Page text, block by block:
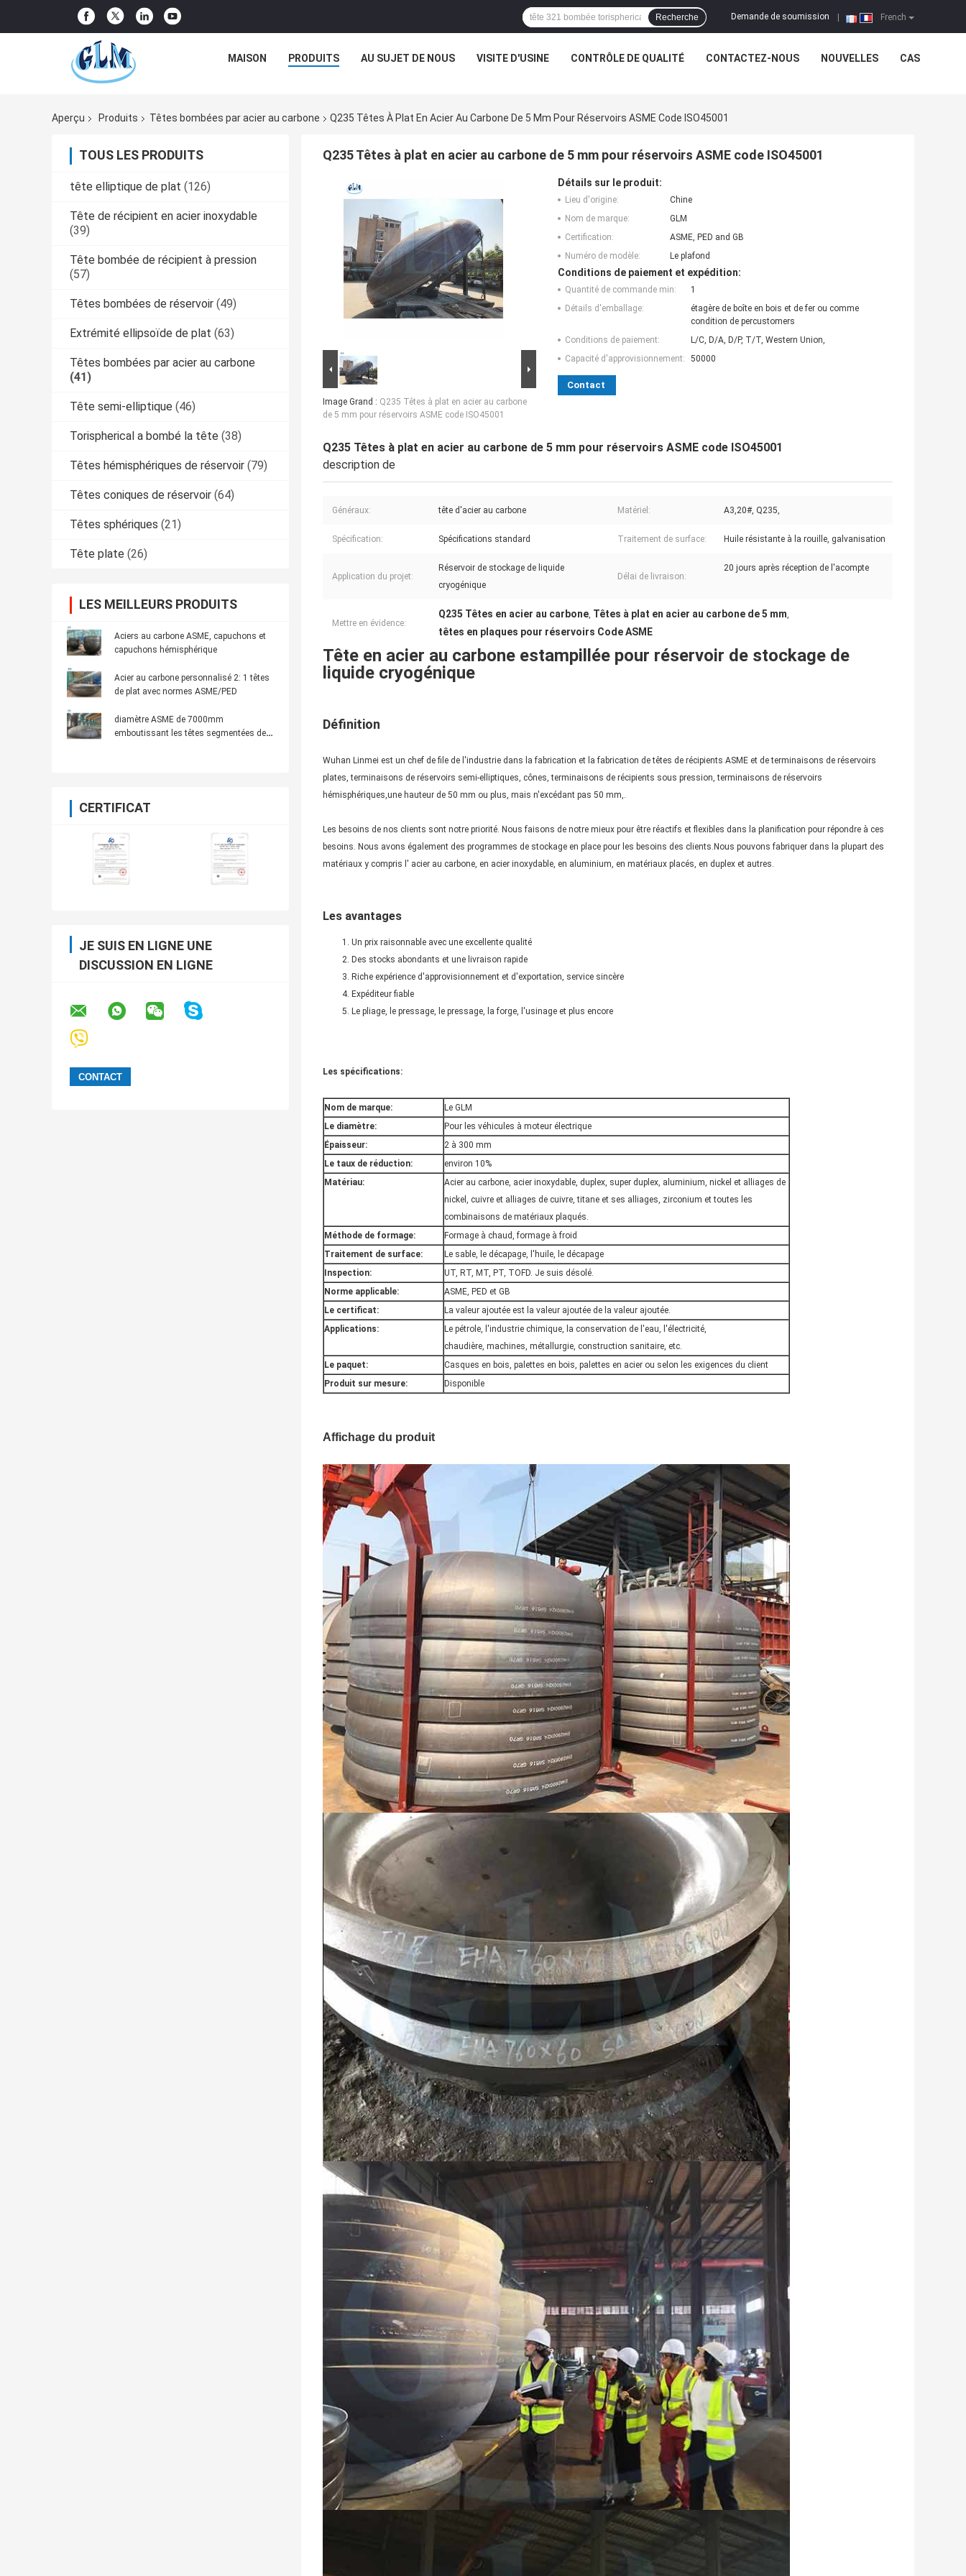
French
Demande de soumission
Recherche
MAISON PRODUITS AU SUJET DE NOUS VISITE D'USINE CONTRÔLE DE QUALITÉ CONTACTEZ-NOUS NOUVELLES CAS
Aperçu Produits Têtes bombées par acier au carbone Q235 Têtes À Plat En Acier Au Carbone De 5 Mm Pour Réservoirs ASME Code ISO45001
TOUS LES PRODUITS
tête elliptique de plat (126)
Tête de récipient en acier inoxydable
(39)
Tête bombée de récipient à pression
(57)
Têtes bombées de réservoir (49)
Extrémité ellipsoïde de plat (63)
Têtes bombées par acier au carbone
(41)
Tête semi-elliptique (46)
Torispherical a bombé la tête (38)
Têtes hémisphériques de réservoir (79)
Têtes coniques de réservoir (64)
Têtes sphériques (21)
Tête plate (26)
LES MEILLEURS PRODUITS
Aciers au carbone ASME, capuchons et
capuchons hémisphérique
Acier au carbone personnalisé 2: 1 têtes
de plat avec normes ASME/PED
diamètre ASME de 7000mm
emboutissant les têtes segmentées de
CERTIFICAT
JE SUIS EN LIGNE UNE
DISCUSSION EN LIGNE
Q235 Têtes à plat en acier au carbone de 5 mm pour réservoirs ASME code ISO45001
Image Grand : Q235 Têtes à plat en acier au carbone
de 5 mm pour réservoirs ASME code ISO45001
Détails sur le produit:
Lieu d'origine:
Chine
Nom de marque:
GLM
Certification:
ASME, PED and GB
Numéro de modèle:
Le plafond
Conditions de paiement et expédition:
Quantité de commande min:
1
Détails d'emballage:
étagère de boîte en bois et de fer ou comme
condition de percustomers
Conditions de paiement:
L/C, D/A, D/P, T/T, Western Union,
Capacité d'approvisionnement:
50000
Contact
Q235 Têtes à plat en acier au carbone de 5 mm pour réservoirs ASME code ISO45001
description de
Généraux: tête d'acier au carbone Matériel: A3,20#, Q235,
Spécification: Spécifications standard Traitement de surface: Huile résistante à la rouille, galvanisation
Application du projet:
Réservoir de stockage de liquide
cryogénique
Délai de livraison:
20 jours après réception de l'acompte
Mettre en évidence:
Q235 Têtes en acier au carbone, Têtes à plat en acier au carbone de 5 mm,
têtes en plaques pour réservoirs Code ASME
Tête en acier au carbone estampillée pour réservoir de stockage de
liquide cryogénique
Définition
Wuhan Linmei est un chef de file de l'industrie dans la fabrication et la fabrication de têtes de récipients ASME et de terminaisons de réservoirs
plates, terminaisons de réservoirs semi-elliptiques, cônes, terminaisons de récipients sous pression, terminaisons de réservoirs
hémisphériques,une hauteur de 50 mm ou plus, mais n'excédant pas 50 mm,.
Les besoins de nos clients sont notre priorité. Nous faisons de notre mieux pour être réactifs et flexibles dans la planification pour répondre à ces
besoins. Nous avons également des programmes de stockage en place pour les besoins des clients.Nous pouvons fabriquer dans la plupart des
matériaux y compris l' acier au carbone, en acier inoxydable, en aluminium, en matériaux placés, en duplex et autres.
Les avantages
Un prix raisonnable avec une excellente qualité
Des stocks abondants et une livraison rapide
Riche expérience d'approvisionnement et d'exportation, service sincère
Expéditeur fiable
Le pliage, le pressage, le pressage, la forge, l'usinage et plus encore
Les spécifications:
Nom de marque:
Le GLM
Le diamètre:
Pour les véhicules à moteur électrique
Épaisseur:
2 à 300 mm
Le taux de réduction:
environ 10%
Matériau:
Acier au carbone, acier inoxydable, duplex, super duplex, aluminium, nickel et alliages de
nickel, cuivre et alliages de cuivre, titane et ses alliages, zirconium et toutes les
combinaisons de matériaux plaqués.
Méthode de formage:
Formage à chaud, formage à froid
Traitement de surface:
Le sable, le décapage, l'huile, le décapage
Inspection:
UT, RT, MT, PT, TOFD. Je suis désolé.
Norme applicable:
ASME, PED et GB
Le certificat:
La valeur ajoutée est la valeur ajoutée de la valeur ajoutée.
Applications:
Le pétrole, l'industrie chimique, la conservation de l'eau, l'électricité,
chaudière, machines, métallurgie, construction sanitaire, etc.
Le paquet:
Casques en bois, palettes en bois, palettes en acier ou selon les exigences du client
Produit sur mesure:
Disponible
Affichage du produit